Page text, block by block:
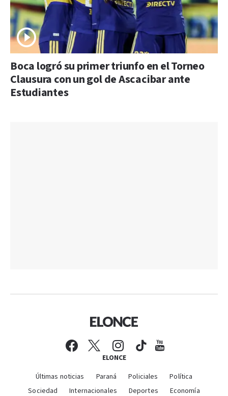
Boca logró su primer triunfo en el Torneo
Clausura con un gol de Ascacibar ante
Estudiantes
ELONCE
Últimas noticias Paraná Policiales
Política
Sociedad
Internacionales Deportes Economía